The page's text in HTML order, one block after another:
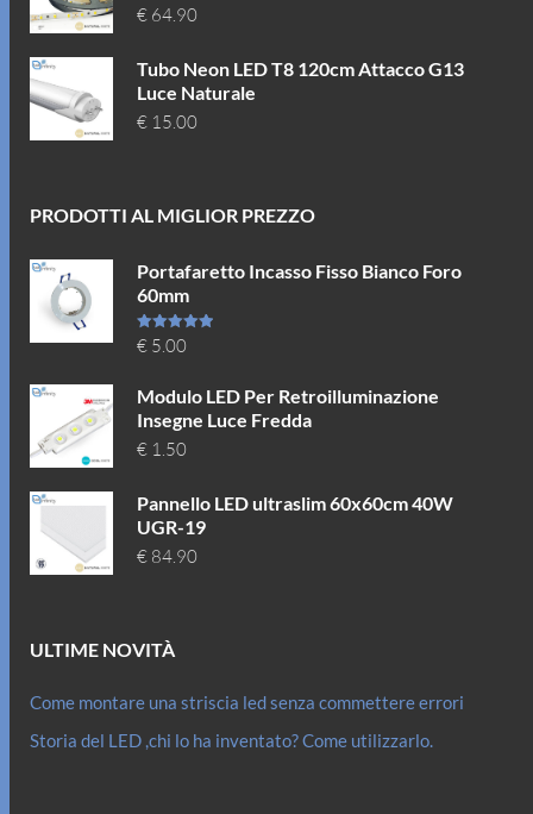
€ 64.90
Tubo Neon LED T8 120cm Attacco G13
Luce Naturale
€ 15.00
PRODOTTI AL MIGLIOR PREZZO
Portafaretto Incasso Fisso Bianco Foro
60mm
Valutato
5.00su 5
€ 5.00
Modulo LED Per Retroilluminazione
Insegne Luce Fredda
€ 1.50
Pannello LED ultraslim 60x60cm 40W
UGR-19
€ 84.90
ULTIME NOVITÀ
Come montare una striscia led senza commettere errori
Storia del LED ,chi lo ha inventato? Come utilizzarlo.